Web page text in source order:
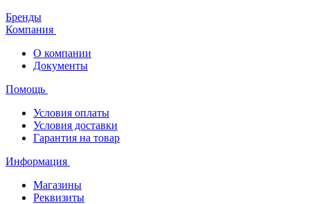
Бренды
Компания
О компании
Документы
Помощь
Условия оплаты
Условия доставки
Гарантия на товар
Информация
Магазины
Реквизиты